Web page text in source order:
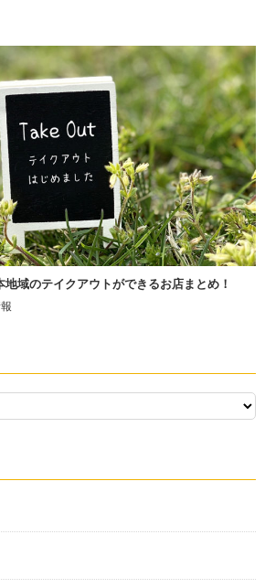
地域のテイクアウトができるお店まとめ！